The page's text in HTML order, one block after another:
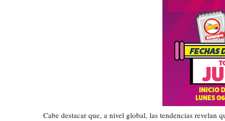
Cabe destacar que, a nivel global, las tendencias revelan